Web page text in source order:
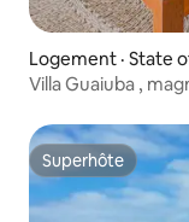
Logement · State
Villa Guaiuba ,
Superhôte
Superhôte